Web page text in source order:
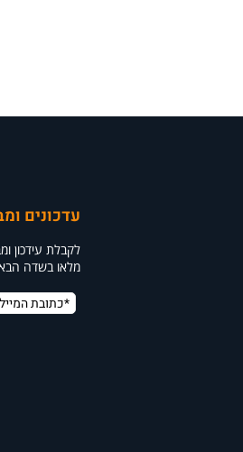
עדכונים
לקבלת עידכון
מלאו בשדה